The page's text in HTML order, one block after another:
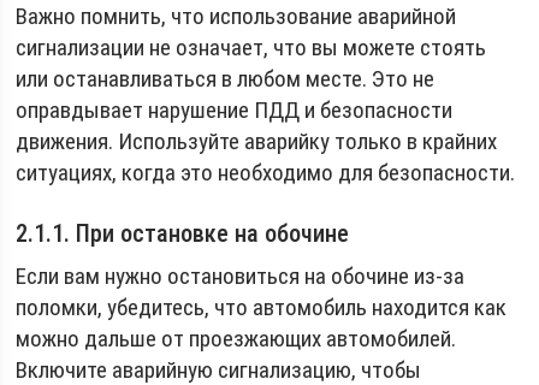
Важно помнить, что использование аварийной
сигнализации не означает, что вы можете стоять
или останавливаться в любом месте. Это не
оправдывает нарушение ПДД и безопасности
движения. Используйте аварийку только в крайних
ситуациях, когда это необходимо для безопасности.
2.1.1. При остановке на обочине
Если вам нужно остановиться на обочине из-за
поломки, убедитесь, что автомобиль находится как
можно дальше от проезжающих автомобилей.
Включите аварийную сигнализацию, чтобы